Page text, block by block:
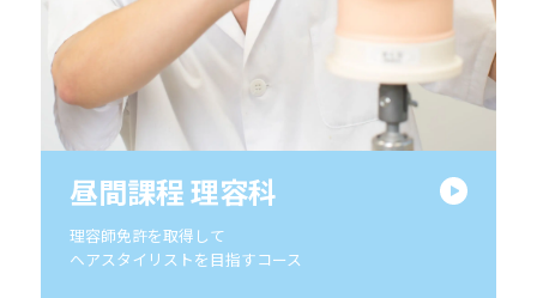
昼間課程 理容科
理容師免許を取得して
ヘアスタイリストを目指すコース